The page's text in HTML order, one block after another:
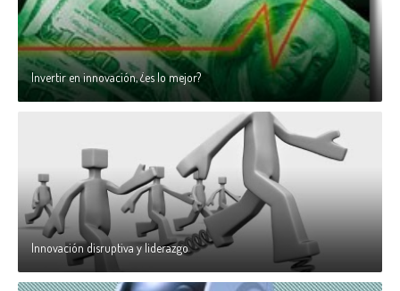
Invertir en innovación, ¿es lo mejor?
Innovación disruptiva y liderazgo